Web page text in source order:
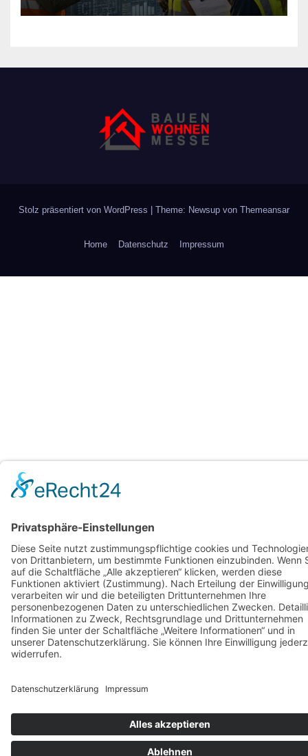
Stolz präsentiert von WordPress | Theme: Newsup von Themeansar
Home Datenschutz Impressum